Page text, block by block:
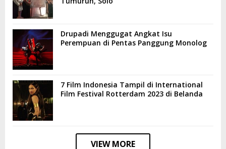
Drupadi Menggugat Angkat Isu
Perempuan di Pentas Panggung Monolog
7 Film Indonesia Tampil di International
Film Festival Rotterdam 2023 di Belanda
VIEW MORE